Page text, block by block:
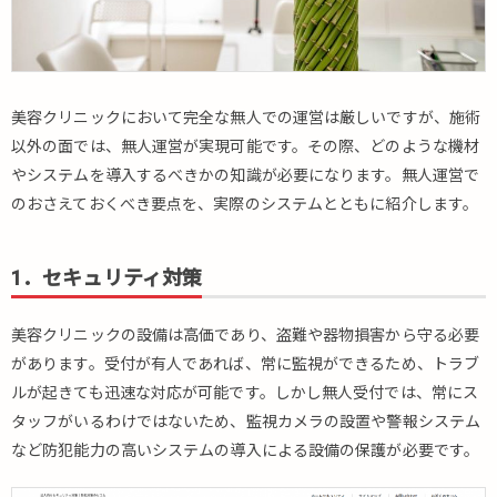
美容クリニックにおいて完全な無人での運営は厳しいですが、施術
以外の面では、無人運営が実現可能です。その際、どのような機材
やシステムを導入するべきかの知識が必要になります。無人運営で
のおさえておくべき要点を、実際のシステムとともに紹介します。
1．セキュリティ対策
美容クリニックの設備は高価であり、盗難や器物損害から守る必要
があります。受付が有人であれば、常に監視ができるため、トラブ
ルが起きても迅速な対応が可能です。しかし無人受付では、常にス
タッフがいるわけではないため、監視カメラの設置や警報システム
など防犯能力の高いシステムの導入による設備の保護が必要です。